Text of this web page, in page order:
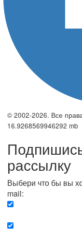
© 2002-2026. Все
16.9268569946292 mb
рассылку
Выбери что бы вы
mail: